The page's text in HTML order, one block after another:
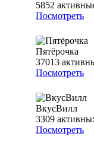
5852
Посмотреть
Пятёрочка
37013
Посмотреть
ВкусВилл
3309
Посмотреть